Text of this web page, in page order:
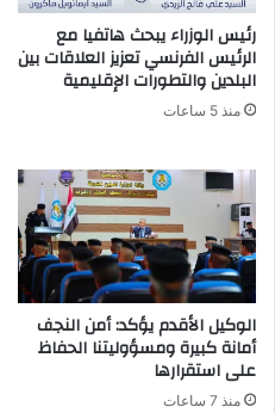
ر
و
ن
ي
رئيس الوزراء يبحث هاتفيا مع
الرئيس الفرنسي تعزيز العلاقات بين
البلدين والتطورات الإقليمية
منذ 5 ساعات
الوكيل الأقدم يؤكد: أمن النجف
أمانة كبيرة ومسؤوليتنا الحفاظ
على استقرارها
منذ 7 ساعات